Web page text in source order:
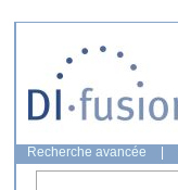
Recherche avancée